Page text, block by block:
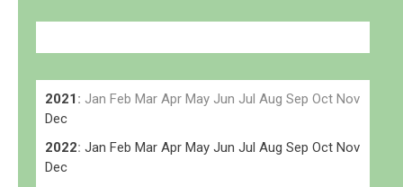
2021 : Jan Feb Mar Apr May Jun Jul Aug Sep Oct Nov
Dec
2022: Jan Feb Mar Apr May Jun Jul Aug Sep Oct Nov
Dec